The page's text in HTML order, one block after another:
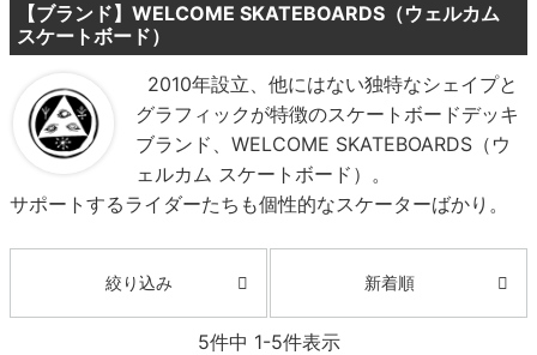
【ブランド】WELCOME SKATEBOARDS（ウェルカム
スケートボード）
2010年設立、他にはない独特なシェイプと
グラフィックが特徴のスケートボードデッキ
ブランド、WELCOME SKATEBOARDS（ウ
ェルカム スケートボード）。
サポートするライダーたちも個性的なスケーターばかり。
絞り込み 新着順
5件中 1-5件表示
コンプリートセット（完成品）
デッキ
デッキ新着一覧
デッキブランド一覧（全てのデッキ）
サイズからデッキを選ぶ
7.2inch
7.3inch
7.5inch
7.6inch
トラック
トラック新着一覧
トラックブランド一覧（全てのトラック）
適合デッキサイズから選ぶ
7.3inch
7.5inch
7.6inch
7.7inchウィール
ウィール新着一覧
ウィールブランド一覧（全てのウィール）
ウィールをサイズから選ぶ
52mm
53mm
54mm
55mm
スピットファイヤー F4（フォーミュラフォ
ー）
ベアリング
シューズ新着一覧
シューズブランド一覧
シューズをサイズから選ぶ
22cm
22.5cm
23cm
23.5cm
サンダル
インソール
シューレース・その他
Tシャツ
ロングスリーブTシャツ
ジャケット
パーカー
トレーナー・セーター
最新ブログ一覧
カテゴリー
初心者の方へ
商品情報
徹底解析
スタッフおすすめアイテム
ブランド紹介
店舗情報
ショップライダー紹介
スタッフ紹介
カリフォルニアストリートの歴史
プライバシーポリシー